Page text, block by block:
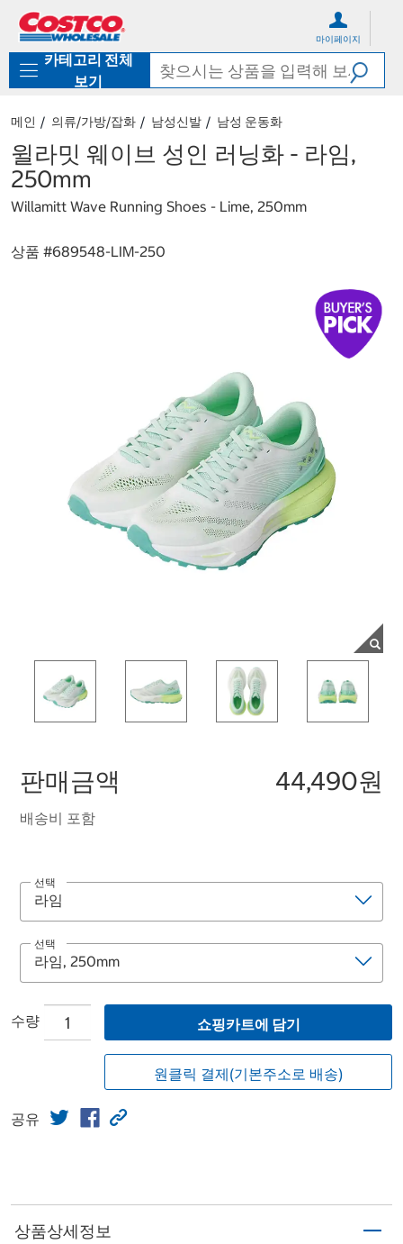
로
기
가
마이페이지
카테고리 전체
보기
메인 의류/가방/잡화 남성신발 남성 운동화
윌라밋 웨이브 성인 러닝화 - 라임,
250mm
Willamitt Wave Running Shoes - Lime, 250mm
상품 #689548-LIM-250
판매금액 44,490원
배송비 포함
선택
선택
수량 쇼핑카트에 담기
원클릭 결제(기본주소로 배송)
공유
상품상세정보